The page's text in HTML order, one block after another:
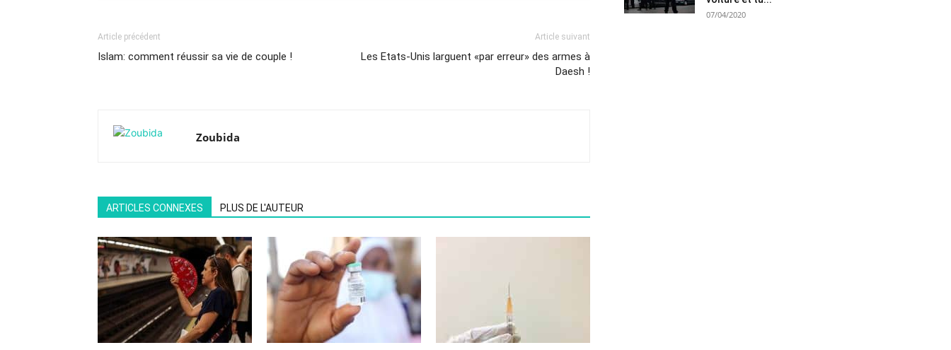
Article précédent
Islam: comment réussir sa vie de couple !
Article suivant
Les Etats-Unis larguent «par erreur» des armes à
Daesh !
Zoubida
ARTICLES CONNEXES PLUS DE L'AUTEUR
07/04/2020